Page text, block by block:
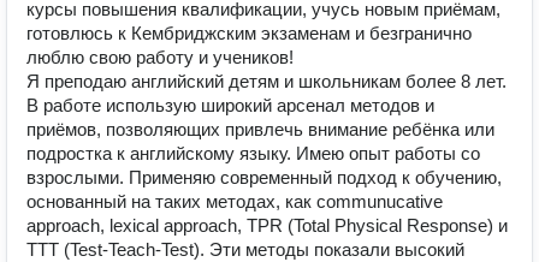
курсы повышения квалификации, учусь новым приёмам,
готовлюсь к Кембриджским экзаменам и безгранично
люблю свою работу и учеников!
Я преподаю английский детям и школьникам более 8 лет.
В работе использую широкий арсенал методов и
приёмов, позволяющих привлечь внимание ребёнка или
подростка к английскому языку. Имею опыт работы со
взрослыми. Применяю современный подход к обучению,
основанный на таких методах, как communucative
approach, lexical approach, TPR (Total Physical Response) и
TTT (Test-Teach-Test). Эти методы показали высокий